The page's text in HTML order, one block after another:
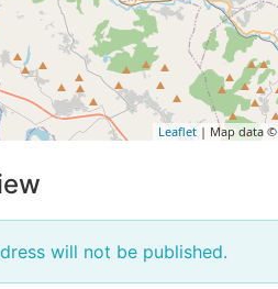
Leaflet | Map data ©
will not be published.